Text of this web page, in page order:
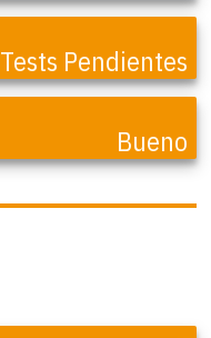
Tests Pendientes
Bueno